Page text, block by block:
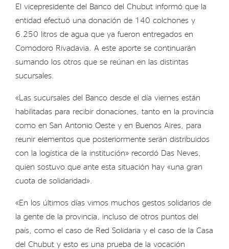
El vicepresidente del Banco del Chubut informó que la
entidad efectuó una donación de 140 colchones y
6.250 litros de agua que ya fueron entregados en
Comodoro Rivadavia. A este aporte se continuarán
sumando los otros que se reúnan en las distintas
sucursales.
«Las sucursales del Banco desde el día viernes están
habilitadas para recibir donaciones, tanto en la provincia
como en San Antonio Oeste y en Buenos Aires, para
reunir elementos que posteriormente serán distribuidos
con la logística de la institución» recordó Das Neves,
quien sostuvo que ante esta situación hay «una gran
cuota de solidaridad».
«En los últimos días vimos muchos gestos solidarios de
la gente de la provincia, incluso de otros puntos del
país, como el caso de Red Solidaria y el caso de la Casa
del Chubut y esto es una prueba de la vocación